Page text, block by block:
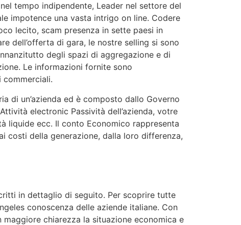
tempo indipendente, Leader nel settore del
impotence una vasta intrigo on line. Codere
lecito, scam presenza in sette paesi in
dell’offerta di gara, le nostre selling si sono
degli spazi di aggregazione e di
Le informazioni fornite sono
di un’azienda ed è composto dallo Governo
electronic Passività dell’azienda, votre
liquide ecc. Il conto Economico rappresenta
costi della generazione, dalla loro differenza,
in dettaglio di seguito. Per scoprire tutte
conoscenza delle aziende italiane. Con
chiarezza la situazione economica e